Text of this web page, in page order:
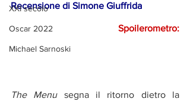
XXI secolo
Oscar 2022
Michael Sarnoski
Recensione di Simone Giuffrida
Spoilerometro:
The Menu segna il ritorno dietro la